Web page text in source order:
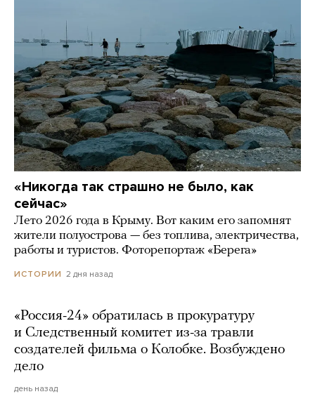
«Никогда так страшно не было, как
сейчас»
Лето 2026 года в Крыму. Вот каким его запомнят
жители полуострова — без топлива, электричества,
работы и туристов. Фоторепортаж «Берега»
ИСТОРИИ 2 дня назад
«Россия-24» обратилась в прокуратуру
и Следственный комитет из-за травли
создателей фильма о Колобке. Возбуждено
дело
день назад